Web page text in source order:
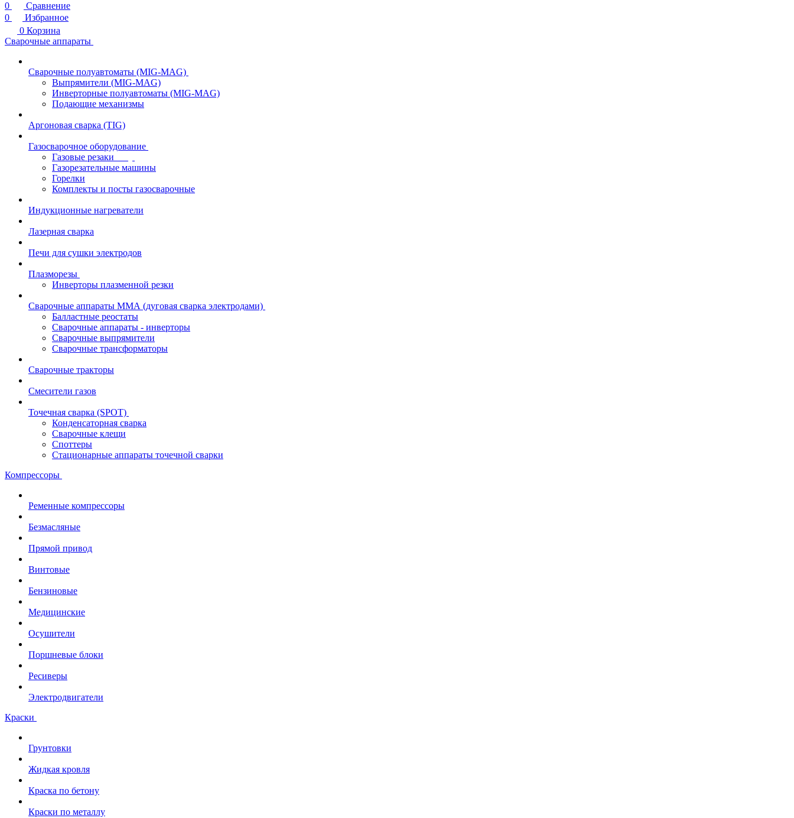
0
Сравнение
0
Избранное
0 Корзина
Сварочные аппараты
Сварочные полуавтоматы (MIG-MAG)
Выпрямители (MIG-MAG)
Инверторные полуавтоматы (MIG-MAG)
Подающие механизмы
Аргоновая сварка (TIG)
Газосварочное оборудование
Газовые резаки
Газорезательные машины
Горелки
Комплекты и посты газосварочные
Индукционные нагреватели
Лазерная сварка
Печи для сушки электродов
Плазморезы
Инверторы плазменной резки
Сварочные аппараты ММА (дуговая сварка электродами)
Балластные реостаты
Сварочные аппараты - инверторы
Сварочные выпрямители
Сварочные трансформаторы
Сварочные тракторы
Смесители газов
Точечная сварка (SPOT)
Конденсаторная сварка
Сварочные клещи
Споттеры
Стационарные аппараты точечной сварки
Компрессоры
Ременные компрессоры
Безмасляные
Прямой привод
Винтовые
Бензиновые
Медицинские
Осушители
Поршневые блоки
Ресиверы
Электродвигатели
Краски
Грунтовки
Жидкая кровля
Краска по бетону
Краски по металлу